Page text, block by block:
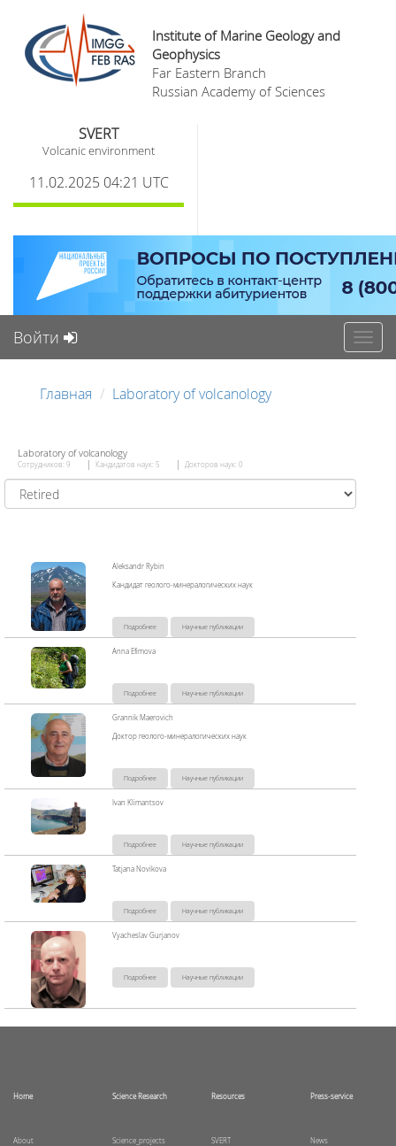
Institute of Marine Geology and
Geophysics
Far Eastern Branch
Russian Academy of Sciences
SVERT
Volcanic environment
11.02.2025 04:21 UTC
Войти
Главная Laboratory of volcanology
Laboratory of volcanology
Сотрудников: 9 Кандидатов наук: 5 Докторов наук: 0
Aleksandr Rybin
Кандидат геолого-минералогических наук
Подробнее Научные публикации
Anna Efimova
Подробнее Научные публикации
Grannik Maerovich
Доктор геолого-минералогических наук
Подробнее Научные публикации
Ivan Klimantsov
Подробнее Научные публикации
Tatjana Novikova
Подробнее Научные публикации
Vyacheslav Gurjanov
Подробнее Научные публикации
Home
About
Science Research
Science_projects
Resources
SVERT
Press-service
News